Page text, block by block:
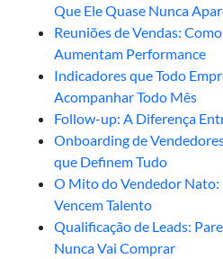
Que Ele Quase Nunca
Reuniões de Vendas:
Aumentam Performance
Indicadores que Todo
Acompanhar Todo Mês
Follow-up: A Diferença
Onboarding de
que Definem Tudo
O Mito do Vendedor Nato:
Vencem Talento
Qualificação de Leads:
Nunca Vai Comprar